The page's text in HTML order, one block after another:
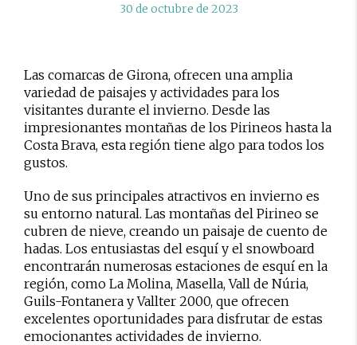
30 de octubre de 2023
Las comarcas de Girona, ofrecen una amplia
variedad de paisajes y actividades para los
visitantes durante el invierno. Desde las
impresionantes montañas de los Pirineos hasta la
Costa Brava, esta región tiene algo para todos los
gustos.
Uno de sus principales atractivos en invierno es
su entorno natural. Las montañas del Pirineo se
cubren de nieve, creando un paisaje de cuento de
hadas. Los entusiastas del esquí y el snowboard
encontrarán numerosas estaciones de esquí en la
región, como La Molina, Masella, Vall de Núria,
Guils-Fontanera y Vallter 2000, que ofrecen
excelentes oportunidades para disfrutar de estas
emocionantes actividades de invierno.